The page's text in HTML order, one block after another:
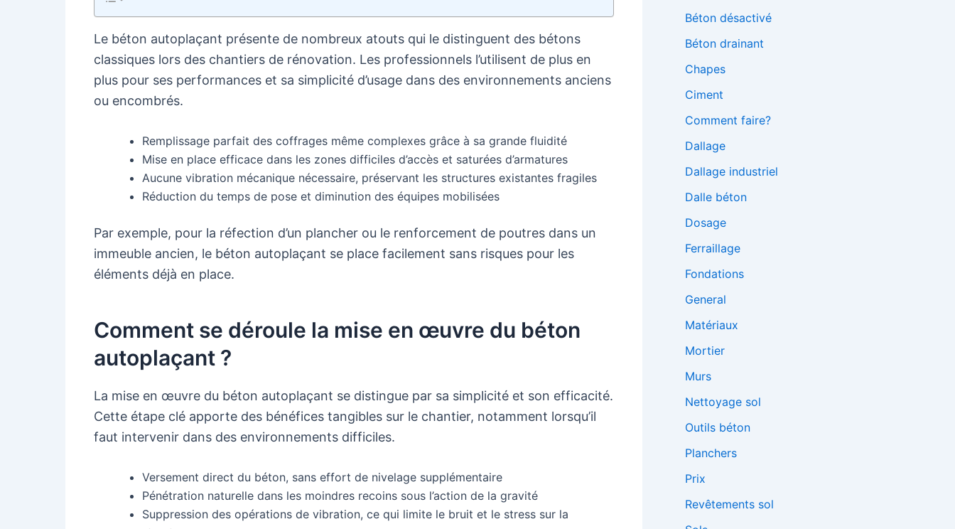
Le béton autoplaçant présente de nombreux atouts qui le distinguent des bétons
classiques lors des chantiers de rénovation. Les professionnels l’utilisent de plus en
plus pour ses performances et sa simplicité d’usage dans des environnements anciens
ou encombrés.
Remplissage parfait des coffrages même complexes grâce à sa grande fluidité
Mise en place efficace dans les zones difficiles d’accès et saturées d’armatures
Aucune vibration mécanique nécessaire, préservant les structures existantes fragiles
Réduction du temps de pose et diminution des équipes mobilisées
Par exemple, pour la réfection d’un plancher ou le renforcement de poutres dans un
immeuble ancien, le béton autoplaçant se place facilement sans risques pour les
éléments déjà en place.
Comment se déroule la mise en œuvre du béton
autoplaçant ?
La mise en œuvre du béton autoplaçant se distingue par sa simplicité et son efficacité.
Cette étape clé apporte des bénéfices tangibles sur le chantier, notamment lorsqu’il
faut intervenir dans des environnements difficiles.
Versement direct du béton, sans effort de nivelage supplémentaire
Pénétration naturelle dans les moindres recoins sous l’action de la gravité
Suppression des opérations de vibration, ce qui limite le bruit et le stress sur la
Béton désactivé
Béton drainant
Chapes
Ciment
Comment faire?
Dallage
Dallage industriel
Dalle béton
Dosage
Ferraillage
Fondations
General
Matériaux
Mortier
Murs
Nettoyage sol
Outils béton
Planchers
Prix
Revêtements sol